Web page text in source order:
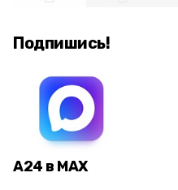
Подпишись!
А24 в MAX